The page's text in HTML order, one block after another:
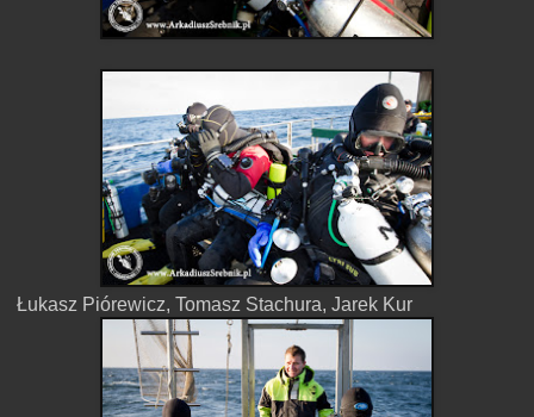
Łukasz Piórewicz, Tomasz Stachura, Jarek Kur